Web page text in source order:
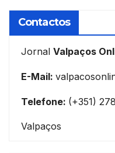
Contactos
Jornal Valpaços
E-Mail:
Telefone: (+351)
Valpaços